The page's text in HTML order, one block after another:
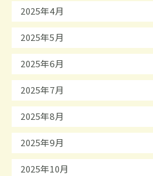
2025年4月
2025年5月
2025年6月
2025年7月
2025年8月
2025年9月
2025年10月